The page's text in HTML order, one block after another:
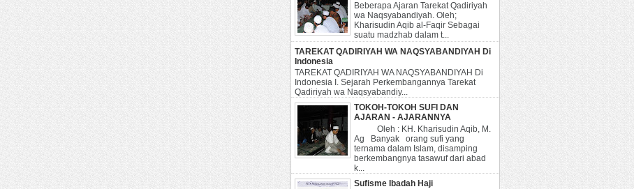
Beberapa Ajaran Tarekat Qadiriyah
wa Naqsyabandiyah. Oleh;
Kharisudin Aqib al-Faqir Sebagai
suatu madzhab dalam t...
TAREKAT QADIRIYAH WA NAQSYABANDIYAH Di
Indonesia
TAREKAT QADIRIYAH WA NAQSYABANDIYAH Di
Indonesia I. Sejarah Perkembangannya Tarekat
Qadiriyah wa Naqsyabandiy...
TOKOH-TOKOH SUFI DAN
AJARAN - AJARANNYA
Oleh : KH. Kharisudin Aqib, M.
Ag Banyak orang sufi yang
ternama dalam Islam, disamping
berkembangnya tasawuf dari abad
k...
Sufisme Ibadah Haji